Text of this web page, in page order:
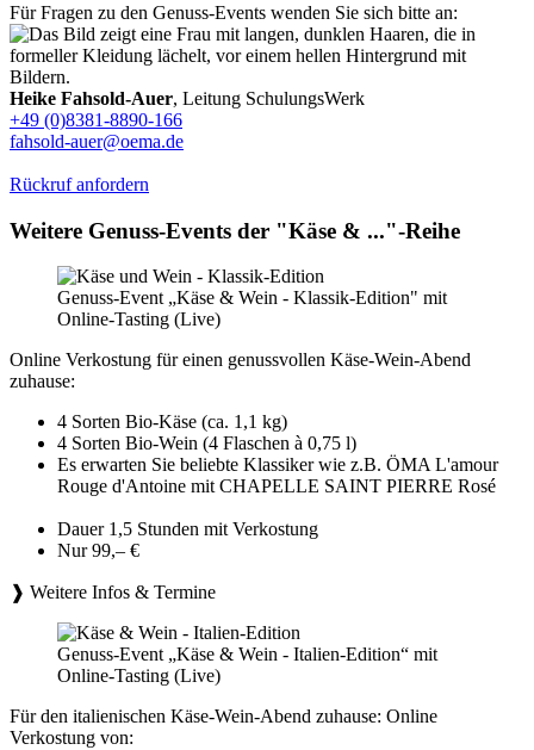
Für Fragen zu den Genuss-Events wenden Sie sich bitte an:
Heike Fahsold-Auer, Leitung SchulungsWerk
+49 (0)8381-8890-166
fahsold-auer@oema.de
Rückruf anfordern
Weitere Genuss-Events der "Käse & ..."-Reihe
Genuss-Event „Käse & Wein - Klassik-Edition" mit
Online-Tasting (Live)
Online Verkostung für einen genussvollen Käse-Wein-Abend
zuhause:
4 Sorten Bio-Käse (ca. 1,1 kg)
4 Sorten Bio-Wein (4 Flaschen à 0,75 l)
Es erwarten Sie beliebte Klassiker wie z.B. ÖMA L'amour
Rouge d'Antoine mit CHAPELLE SAINT PIERRE Rosé
Dauer 1,5 Stunden mit Verkostung
Nur 99,– €
❱ Weitere Infos & Termine
Genuss-Event „Käse & Wein - Italien-Edition“ mit
Online-Tasting (Live)
Für den italienischen Käse-Wein-Abend zuhause: Online
Verkostung von: